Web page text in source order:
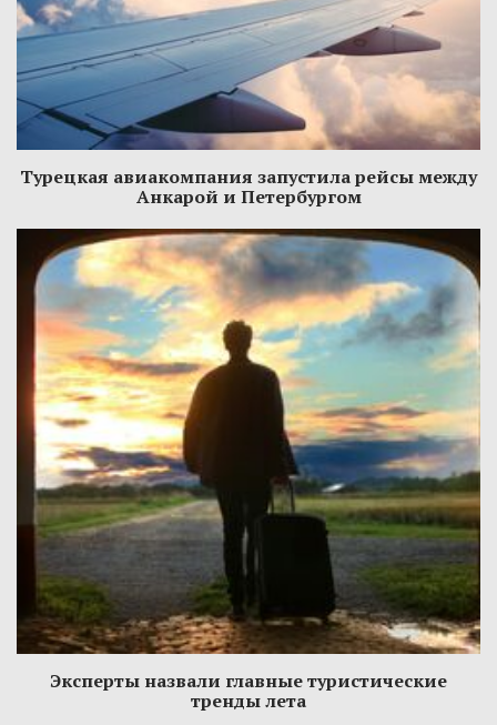
Турецкая авиакомпания запустила рейсы между
Анкарой и Петербургом
Эксперты назвали главные туристические
тренды лета